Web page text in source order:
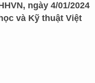
ngày 4/01/2024
và Kỹ thuật Việt